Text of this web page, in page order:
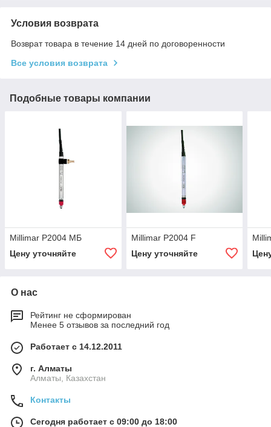
Условия возврата
Возврат товара в течение 14 дней по договоренности
Все условия возврата
Подобные товары компании
Millimar P2004 МБ
Цену уточняйте
Millimar P2004 F
Цену уточняйте
О нас
Рейтинг не сформирован
Менее 5 отзывов за последний год
Работает с 14.12.2011
г. Алматы
Алматы, Казахстан
Контакты
Сегодня работает с 09:00 до 18:00